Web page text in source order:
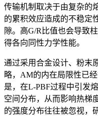
传输机制取决于由复杂的
的累积效应造成的不稳定
隙。高G/R比值也会导致
得各向同性力学性能。
通过采用合金设计、粉末
略，AM的内在局限性已
是，在L-PBF过程中引发
空间分布，从而影响热梯
的强度分布往往被忽视，